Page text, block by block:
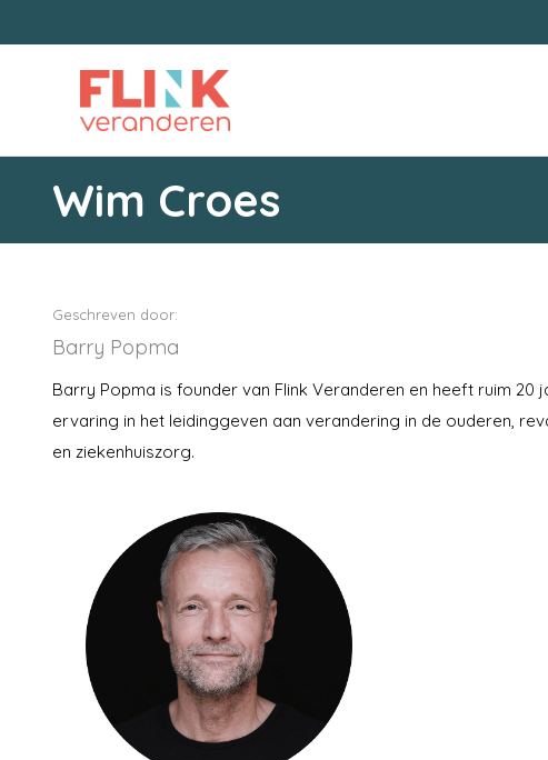
naar
Wim Croes
Geschreven door:
Barry Popma
Barry Popma is founder van Flink Veranderen en heeft ruim 20
ervaring in het leidinggeven aan verandering in de ouderen,
en ziekenhuiszorg.